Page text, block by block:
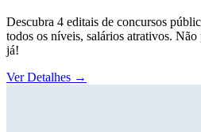
Descubra 4 editais de concursos
todos os níveis, salários atrativos. Não
já!
Ver Detalhes →